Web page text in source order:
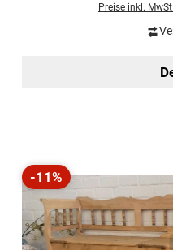
Preise inkl.
Rabatt
-11%